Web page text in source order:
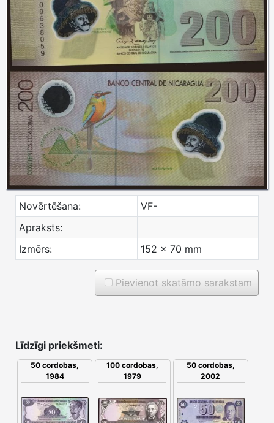
Novērtēšana:
VF-
Apraksts:
Izmērs:
152 x 70 mm
Pievienot skatāmo sarakstam
Līdzīgi priekšmeti:
50 cordobas,
1984
100 cordobas,
1979
50 cordobas,
2002